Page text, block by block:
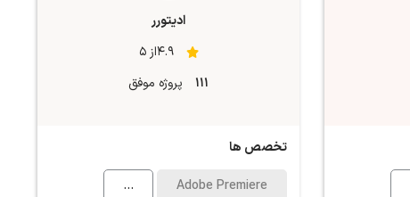
ادیتورر
4.9از 5
111
پروژه موفق
تخصص ها
Adobe Premiere
...